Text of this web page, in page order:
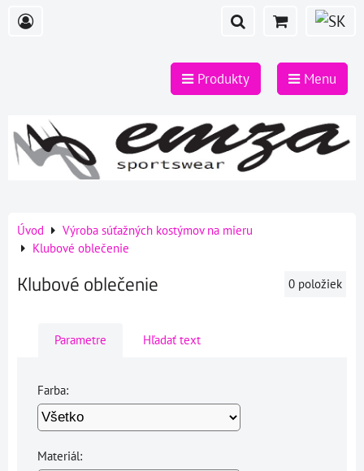
Produkty Menu
Úvod
Výroba súťažných kostýmov na mieru
Klubové oblečenie
Klubové oblečenie 0 položiek
Parametre Hľadať text
Farba:
Materiál: